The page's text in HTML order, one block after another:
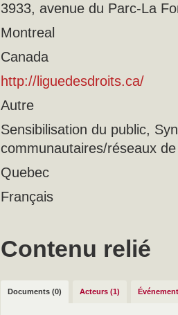
3933, avenue du Parc-La
Montreal
Canada
http://liguedesdroits.ca/
Autre
Sensibilisation du public,
communautaires/réseaux
Quebec
Français
Contenu relié
Documents (0) Acteurs (1)